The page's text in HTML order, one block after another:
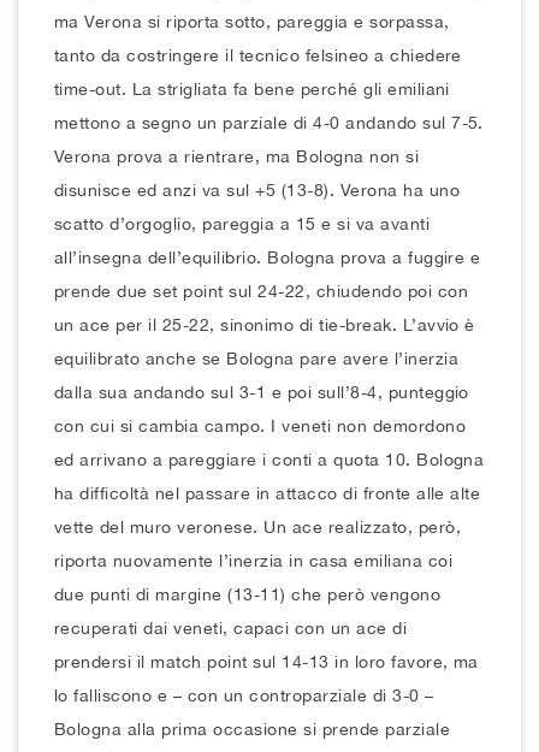
ma Verona si riporta sotto, pareggia e sorpassa,
tanto da costringere il tecnico felsineo a chiedere
time-out. La strigliata fa bene perché gli emiliani
mettono a segno un parziale di 4-0 andando sul 7-5.
Verona prova a rientrare, ma Bologna non si
disunisce ed anzi va sul +5 (13-8). Verona ha uno
scatto d’orgoglio, pareggia a 15 e si va avanti
all’insegna dell’equilibrio. Bologna prova a fuggire e
prende due set point sul 24-22, chiudendo poi con
un ace per il 25-22, sinonimo di tie-break. L’avvio è
equilibrato anche se Bologna pare avere l’inerzia
dalla sua andando sul 3-1 e poi sull’8-4, punteggio
con cui si cambia campo. I veneti non demordono
ed arrivano a pareggiare i conti a quota 10. Bologna
ha difficoltà nel passare in attacco di fronte alle alte
vette del muro veronese. Un ace realizzato, però,
riporta nuovamente l’inerzia in casa emiliana coi
due punti di margine (13-11) che però vengono
recuperati dai veneti, capaci con un ace di
prendersi il match point sul 14-13 in loro favore, ma
lo falliscono e – con un controparziale di 3-0 –
Bologna alla prima occasione si prende parziale